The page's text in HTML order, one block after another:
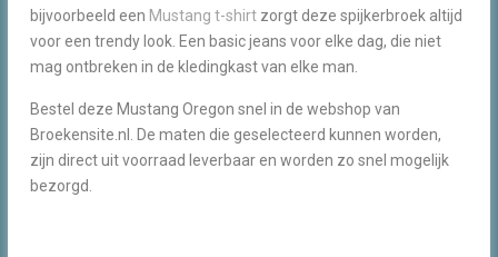
bijvoorbeeld een Mustang t-shirt zorgt deze spijkerbroek altijd
voor een trendy look. Een basic jeans voor elke dag, die niet
mag ontbreken in de kledingkast van elke man.
Bestel deze Mustang Oregon snel in de webshop van
Broekensite.nl. De maten die geselecteerd kunnen worden,
zijn direct uit voorraad leverbaar en worden zo snel mogelijk
bezorgd.